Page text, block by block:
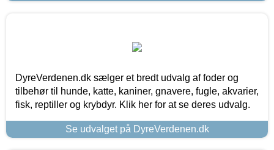
DyreVerdenen.dk sælger et bredt udvalg af foder og
tilbehør til hunde, katte, kaniner, gnavere, fugle, akvarier,
fisk, reptiller og krybdyr. Klik her for at se deres udvalg.
Se udvalget på DyreVerdenen.dk